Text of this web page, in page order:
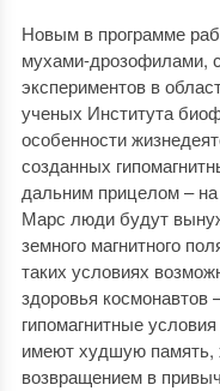
Новым в программе
мухами-дрозофилами,
экспериментов в
ученых Института
особенности
созданных
дальним прицелом –
Марс люди будут
земного магнитного
таких условиях
здоровья
гипомагнитные
имеют худшую память,
возвращением в